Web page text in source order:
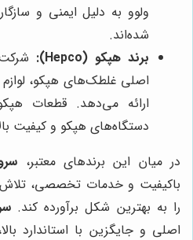
ولوو به دلیل ایمنی و
شده‌اند.
برند هپکو (Hepco):
اصلی غلطک‌های هپکو،
ارائه می‌دهد. قطعات
دستگاه‌های هپکو و کیفیت
در میان این برندهای معتبر،
باکیفیت و خدمات تخصصی، تلاش
را به بهترین شکل برآورده کند.
اصلی و جایگزین با استاندارد